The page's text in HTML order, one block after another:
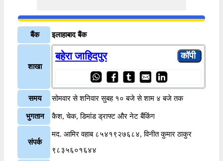
बैंक इलाहाबाद बैंक
शाखा
बहेरा जाहिदपुर
समय सोमवार से शनिवार सुबह १० बजे से शाम ४ बजे तक
भुगतान कैश, चेक, डिमांड ड्राफ्ट और नेट बैंकिंग
संपर्क
मद. आमिर वहाब ८५४१९२७६८४, विनीत कुमार ठाकुर
९८३५६०१६४४